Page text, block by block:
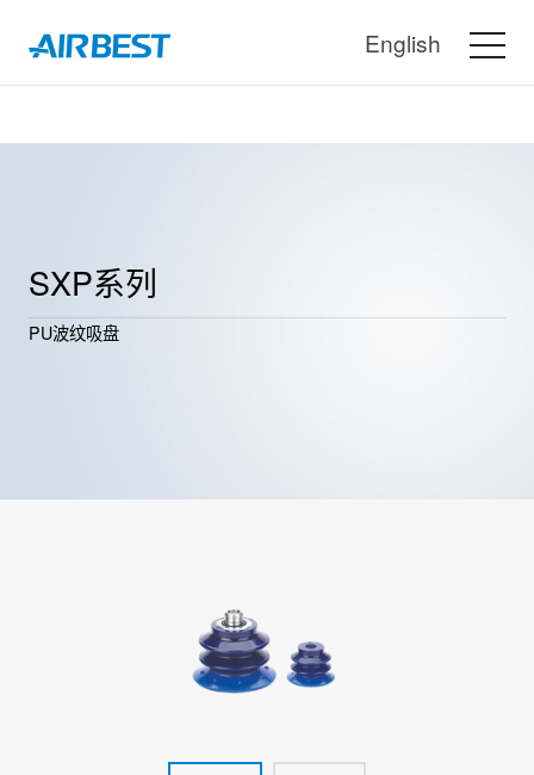
English
SXP系列
PU波纹吸盘